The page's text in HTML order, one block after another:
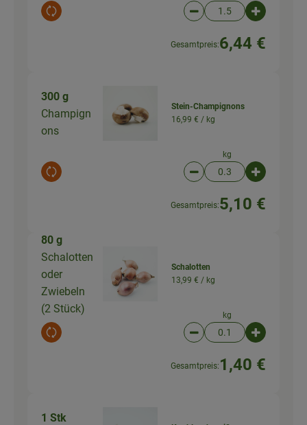
Auswahl ändern Artikelanzahl
Gesamtpreis:6,44 €
300 g
Champign
ons
Auswahl ändern
Stein-Champignons
16,99 € / kg
kg
Artikelanzahl
Gesamtpreis:5,10 €
80 g
Schalotten
oder
Zwiebeln
(2 Stück)
Auswahl ändern
Schalotten
13,99 € / kg
kg
Artikelanzahl
Gesamtpreis: 1,40 €
1 Stk